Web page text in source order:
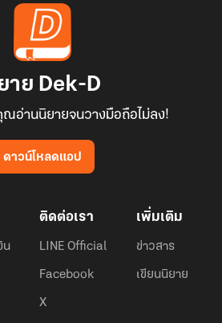
าย Dek-D
ณอ่านนิยายจนวางมือถือไม่ลง!
ดาวน์โหลดแอป
น
ติดต่อเรา
LINE Official
Facebook
X
เพิ่มเติม
ข่าวสาร
เขียนนิยาย